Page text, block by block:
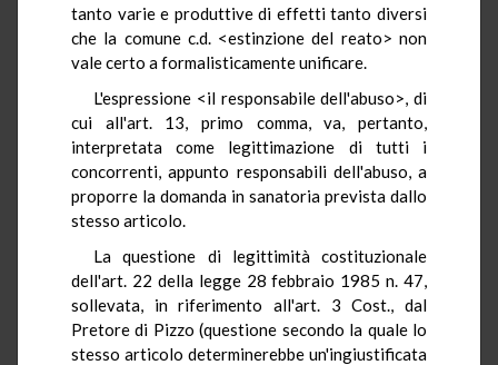
tanto varie e produttive di effetti tanto diversi
che la comune c.d. <estinzione del reato> non
vale certo a formalisticamente unificare.
L'espressione <il responsabile dell'abuso>, di
cui all'art. 13, primo comma, va, pertanto,
interpretata come legittimazione di tutti i
concorrenti, appunto responsabili dell'abuso, a
proporre la domanda in sanatoria prevista dallo
stesso articolo.
La questione di legittimità costituzionale
dell'art. 22 della legge 28 febbraio 1985 n. 47,
sollevata, in riferimento all'art. 3 Cost., dal
Pretore di Pizzo (questione secondo la quale lo
stesso articolo determinerebbe un'ingiustificata